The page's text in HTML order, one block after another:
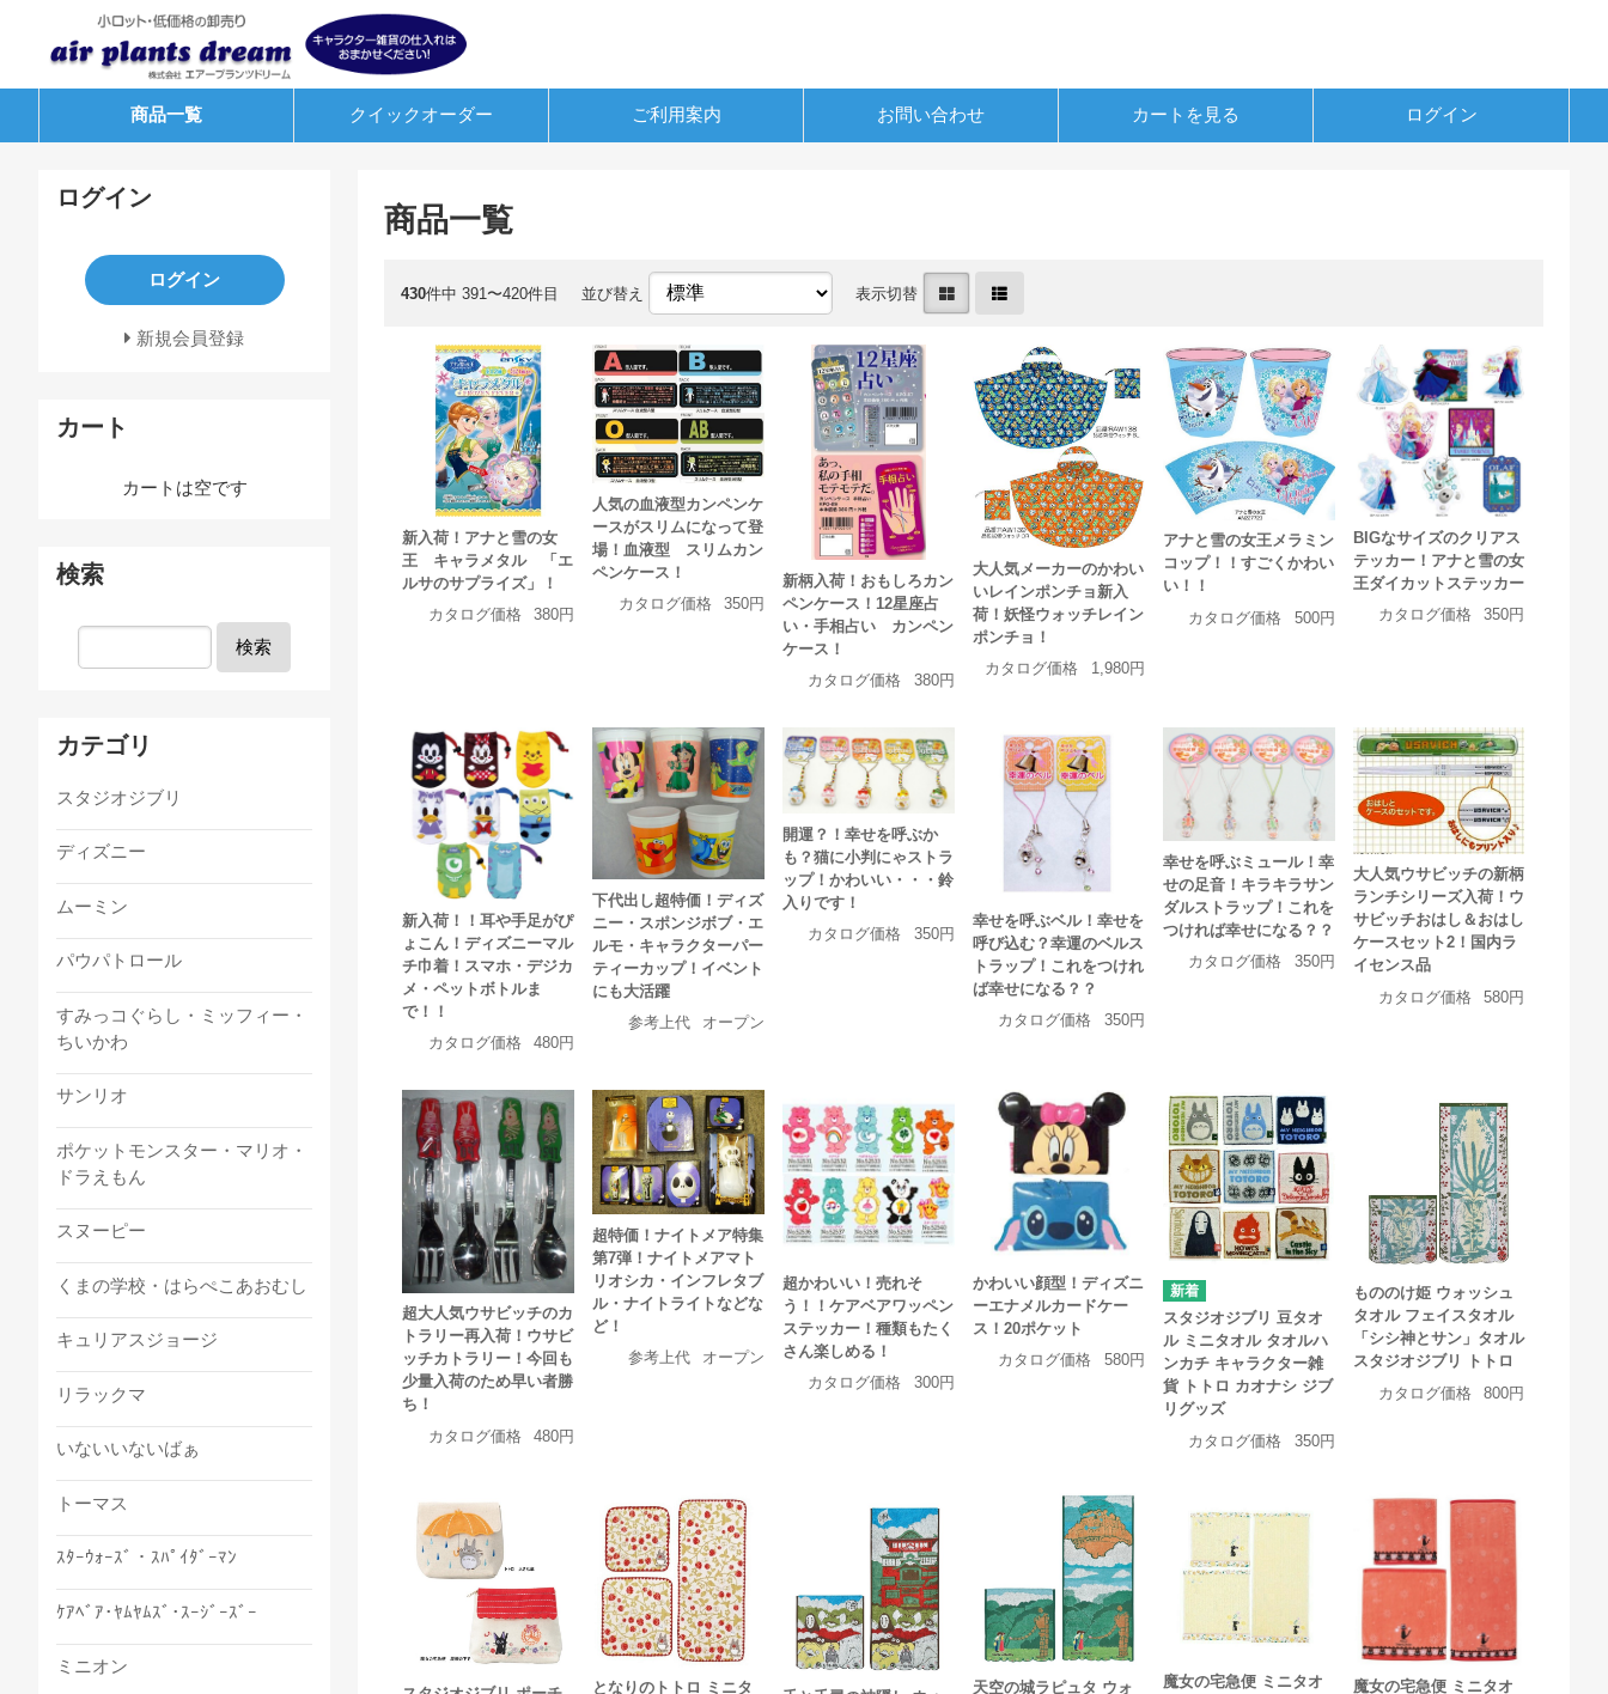
商品一覧 クイックオーダー ご利用案内 お問い合わせ カートを見る ログイン
商品一覧
430件中 391〜420件目 並び替え 表示切替
新入荷！アナと雪の女
王 キャラメタル 「エ
ルサのサプライズ」！
カタログ価格
380円
人気の血液型カンペンケ
ースがスリムになって登
場！血液型 スリムカン
ペンケース！
カタログ価格
350円
新柄入荷！おもしろカン
ペンケース！12星座占
い・手相占い カンペン
ケース！
カタログ価格
380円
大人気メーカーのかわい
いレインポンチョ新入
荷！妖怪ウォッチレイン
ポンチョ！
カタログ価格
1,980円
アナと雪の女王メラミン
コップ！！すごくかわい
い！！
カタログ価格
500円
BIGなサイズのクリアス
テッカー！アナと雪の女
王ダイカットステッカー
カタログ価格
350円
新入荷！！耳や手足がぴ
ょこん！ディズニーマル
チ巾着！スマホ・デジカ
メ・ペットボトルま
で！！
カタログ価格
480円
下代出し超特価！ディズ
ニー・スポンジボブ・エ
ルモ・キャラクターパー
ティーカップ！イベント
にも大活躍
参考上代
オープン
開運？！幸せを呼ぶか
も？猫に小判にゃストラ
ップ！かわいい・・・鈴
入りです！
カタログ価格
350円
幸せを呼ぶベル！幸せを
呼び込む？幸運のベルス
トラップ！これをつけれ
ば幸せになる？？
カタログ価格
350円
幸せを呼ぶミュール！幸
せの足音！キラキラサン
ダルストラップ！これを
つければ幸せになる？？
カタログ価格
350円
大人気ウサビッチの新柄
ランチシリーズ入荷！ウ
サビッチおはし＆おはし
ケースセット2！国内ラ
イセンス品
カタログ価格
580円
超大人気ウサビッチのカ
トラリー再入荷！ウサビ
ッチカトラリー！今回も
少量入荷のため早い者勝
ち！
カタログ価格
480円
超特価！ナイトメア特集
第7弾！ナイトメアマト
リオシカ・インフレタブ
ル・ナイトライトなどな
ど！
参考上代
オープン
超かわいい！売れそ
う！！ケアベアワッペン
ステッカー！種類もたく
さん楽しめる！
カタログ価格
300円
かわいい顔型！ディズニ
ーエナメルカードケー
ス！20ポケット
カタログ価格
580円
スタジオジブリ 豆タオ
ル ミニタオル タオルハ
ンカチ キャラクター雑
貨 トトロ カオナシ ジブ
リグッズ
カタログ価格
350円
もののけ姫 ウォッシュ
タオル フェイスタオル
「シシ神とサン」タオル
スタジオジブリ トトロ
カタログ価格
800円
となりのトトロ ミニタ
天空の城ラピュタ ウォ
魔女の宅急便 ミニタオ
魔女の宅急便 ミニタオ
ログイン
ログイン
新規会員登録
カート
カートは空です
検索
検索
カテゴリ
スタジオジブリ
ディズニー
ムーミン
パウパトロール
すみっコぐらし・ミッフィー・
ちいかわ
サンリオ
ポケットモンスター・マリオ・
ドラえもん
スヌーピー
くまの学校・はらぺこあおむし
キュリアスジョージ
リラックマ
いないいないばぁ
トーマス
ｽﾀｰｳｫｰｽﾞ・ｽﾊﾟｲﾀﾞｰﾏﾝ
ｹｱﾍﾞｱ･ﾔﾑﾔﾑｽﾞ･ｽｰｼﾞｰｽﾞｰ
ミニオン